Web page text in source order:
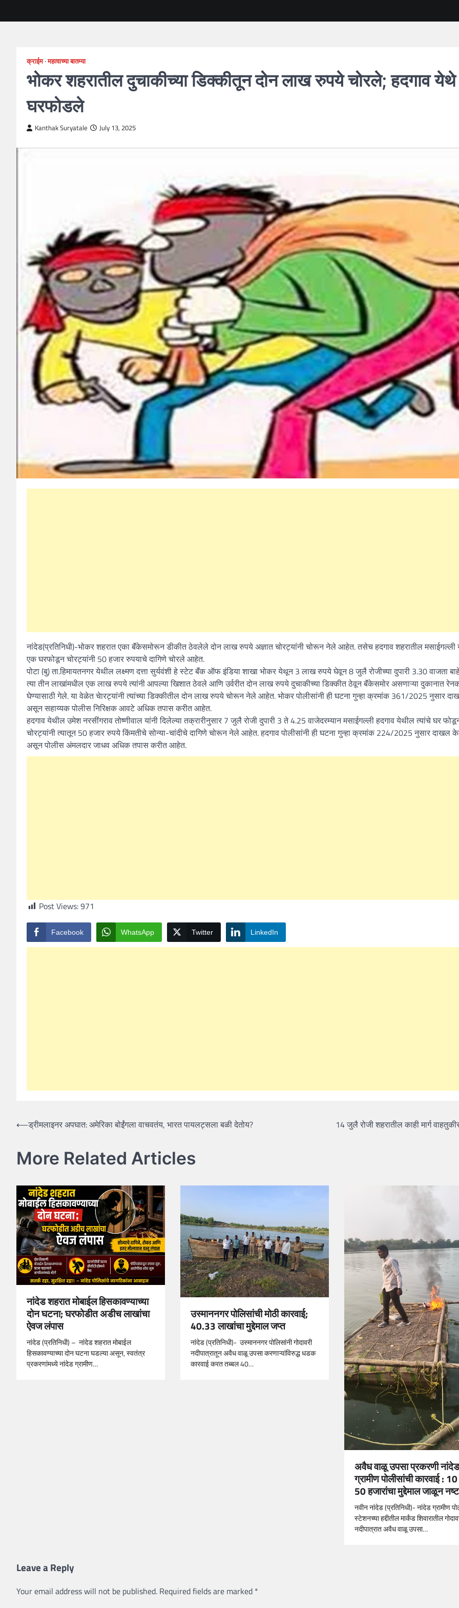
क्राईम महत्वाच्या बातम्या
भोकर शहरातील दुचाकीच्या डिक्कीतून दोन लाख रुपये चोरले; हदगाव येथे
घरफोडले
Kanthak Suryatale July 13, 2025
नांदेड(प्रतिनिधी)-भोकर शहरात एका बॅंकेसमोरून डीकीत ठेवलेले दोन लाख रुपये अज्ञात चोरट्यांनी चोरून नेले आहेत. तसेच हदगाव शहरातील
एक घरफोडून चोरट्यांनी 50 हजार रुपयाचे दागिणे चोरले आहेत.
पोटा (बु) ता.हिमायतनगर येथील लक्ष्मण दत्ता सुर्यवंशी हे स्टेट बॅंक ऑफ इंडिया शाखा भोकर येथून 3 लाख रुपये घेवून 8 जुलै रोजीच्या दुपारी 3.30 वाजता
त्या तीन लाखांमधील एक लाख रुपये त्यांनी आपल्या खिशात ठेवले आणि उर्वरीत दोन लाख रुपये दुचाकीच्या डिक्कीत ठेवून बॅंकेसमोर असणाऱ्या दुकानात
घेण्यासाठी गेले. या वेळेत चेारट्यांनी त्यांच्या डिक्कीतील दोन लाख रुपये चोरून नेले आहेत. भोकर पोलीसांनी ही घटना गुन्हा क्रमांक 361/2025 नुसार
असून सहाय्यक पोलीस निरिक्षक आवटे अधिक तपास करीत आहेत.
हदगाव येथील उमेश नरसींगराव तोष्णीवाल यांनी दिलेल्या तक्रारीनुसार 7 जुलै रोजी दुपारी 3 ते 4.25 वाजेदरम्यान मसाईगल्ली हदगाव येथील त्यांचे घर
चोरट्यांनी त्यातून 50 हजार रुपये किंमतीचे सोन्या-चांदीचे दागिणे चोरून नेले आहेत. हदगाव पोलीसांनी ही घटना गुन्हा क्रमांक 224/2025 नुसार दाखल
असून पोलीस अंमलदार जाधव अधिक तपास करीत आहेत.
Post Views:971
Facebook WhatsApp Twitter LinkedIn
Post
⟵ड्रीमलाइनर अपघात: अमेरिका बोईंगला वाचवतंय, भारत पायलट्सला बळी देतोय? 14 जुलै रोजी शहरातील काही मार्ग
More Related Articles
नांदेड शहरात मोबाईल हिसकावण्याच्या
दोन घटना; घरफोडीत अडीच लाखांचा
ऐवज लंपास
नांदेड (प्रतिनिधी) – नांदेड शहरात मोबाईल
हिसकावण्याच्या दोन घटना घडल्या असून, स्वतंत्र
प्रकरणांमध्ये नांदेड ग्रामीण…
उस्माननगर पोलिसांची मोठी कारवाई;
40.33 लाखांचा मुद्देमाल जप्त
नांदेड (प्रतिनिधी)- उस्माननगर पोलिसांनी गोदावरी
नदीपात्रातून अवैध वाळू उपसा करणाऱ्यांविरुद्ध धडक
कारवाई करत तब्बल 40…
अवैध वाळू उपसा प्रकरणी नांदेड
ग्रामीण पोलीसांची कारवाई :
50 हजारांचा मुद्देमाल जाळून नष्ट
नवीन नांदेड (प्रतिनिधी)- नांदेड ग्रामीण
स्टेशनच्या हद्दीतील मार्कंड शिवारातील
नदीपात्रात अवैध वाळू उपसा…
Leave a Reply
Your email address will not be published. Required fields are marked *
महत्वाच्या बातम्या
What Is a Front-End
How to Become One,
Kanthak Suryatale April 30,